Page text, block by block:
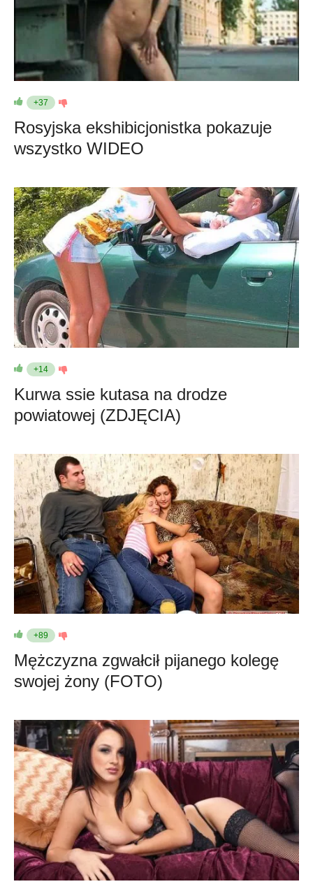
+37
Rosyjska ekshibicjonistka pokazuje
wszystko WIDEO
+14
Kurwa ssie kutasa na drodze
powiatowej (ZDJĘCIA)
+89
Mężczyzna zgwałcił pijanego kolegę
swojej żony (FOTO)